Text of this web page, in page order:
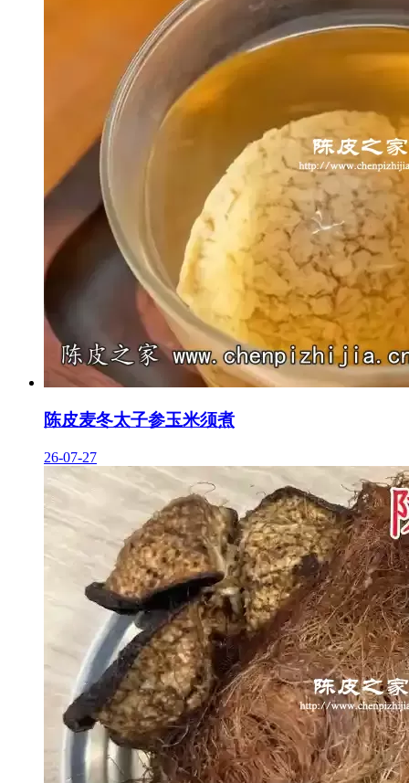
陈皮麦冬太子参玉米须煮
26-07-27